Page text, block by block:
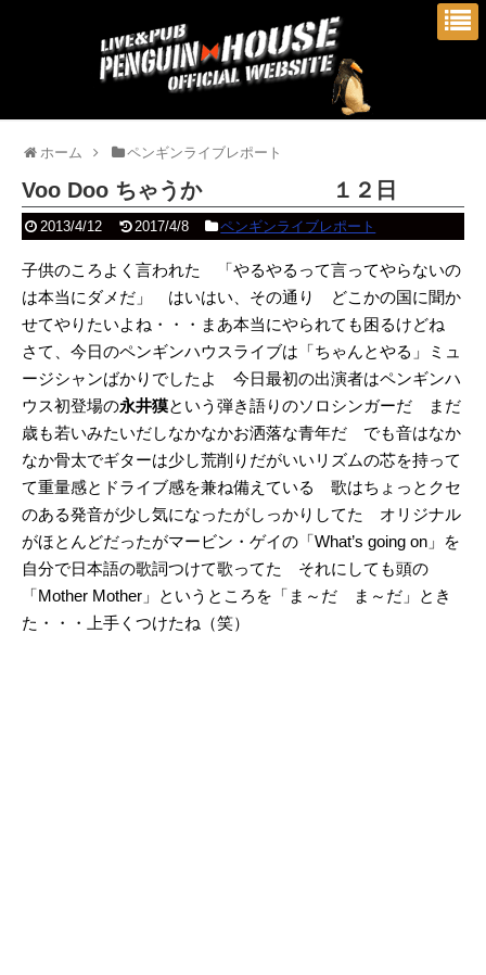
ホーム ペンギンライブレポート
Voo Doo ちゃうか １２日
2013/4/12 2017/4/8 ペンギンライブレポート
子供のころよく言われた 「やるやるって言ってやらないの
は本当にダメだ」 はいはい、その通り どこかの国に聞か
せてやりたいよね・・・まあ本当にやられても困るけどね
さて、今日のペンギンハウスライブは「ちゃんとやる」ミュ
ージシャンばかりでしたよ 今日最初の出演者はペンギンハ
ウス初登場の永井獏という弾き語りのソロシンガーだ まだ
歳も若いみたいだしなかなかお洒落な青年だ でも音はなか
なか骨太でギターは少し荒削りだがいいリズムの芯を持って
て重量感とドライブ感を兼ね備えている 歌はちょっとクセ
のある発音が少し気になったがしっかりしてた オリジナル
がほとんどだったがマービン・ゲイの「What’s going on」を
自分で日本語の歌詞つけて歌ってた それにしても頭の
「Mother Mother」というところを「ま～だ ま～だ」とき
た・・・上手くつけたね（笑）